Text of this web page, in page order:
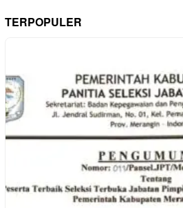
TERPOPULER